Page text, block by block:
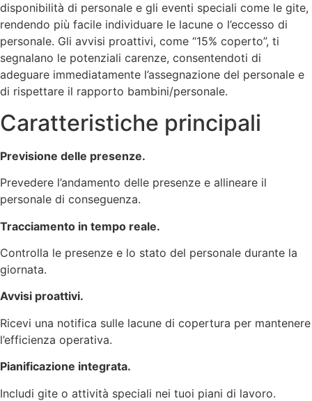
disponibilità di personale e gli eventi speciali come le gite,
rendendo più facile individuare le lacune o l’eccesso di
personale. Gli avvisi proattivi, come “15% coperto”, ti
segnalano le potenziali carenze, consentendoti di
adeguare immediatamente l’assegnazione del personale e
di rispettare il rapporto bambini/personale.
Caratteristiche principali
Previsione delle presenze.
Prevedere l’andamento delle presenze e allineare il
personale di conseguenza.
Tracciamento in tempo reale.
Controlla le presenze e lo stato del personale durante la
giornata.
Avvisi proattivi.
Ricevi una notifica sulle lacune di copertura per mantenere
l’efficienza operativa.
Pianificazione integrata.
Includi gite o attività speciali nei tuoi piani di lavoro.